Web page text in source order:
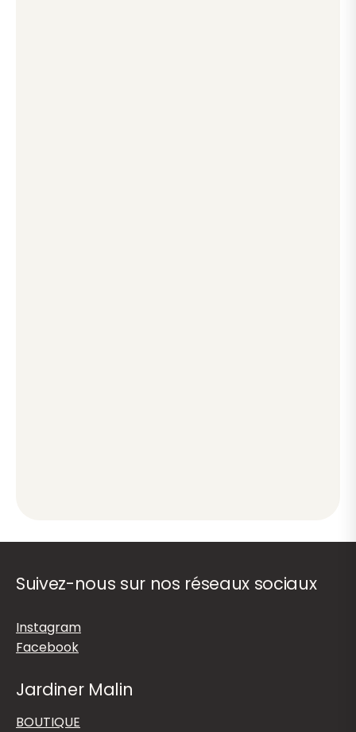
Suivez-nous sur nos réseaux sociaux
Instagram
Facebook
Jardiner Malin
BOUTIQUE